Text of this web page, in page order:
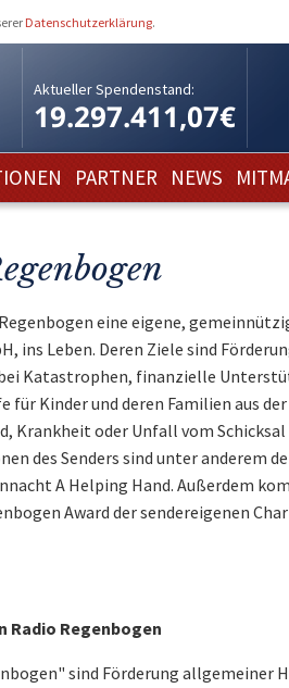
Datenschutzerklärung.
Aktueller Spendenstand:
19.297.411,07€
PARTNER NEWS
eine eigene,
ins Leben. Deren Ziele sind
Katastrophen, finanzielle
Kinder und deren Familien aus
Krankheit oder Unfall vom
des Senders sind unter anderem
A Helping Hand. Außerdem
Award der sendereigenen
Radio Regenbogen
sind Förderung allgemeiner